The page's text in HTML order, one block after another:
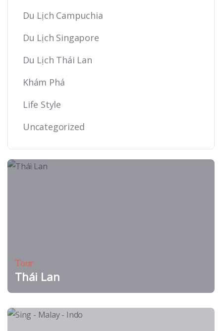
Du Lịch Campuchia
Du Lịch Singapore
Du Lịch Thái Lan
Khám Phá
Life Style
Uncategorized
Tour
Thái Lan